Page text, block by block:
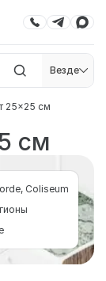
Везде
25×25 см
см
Coliseum